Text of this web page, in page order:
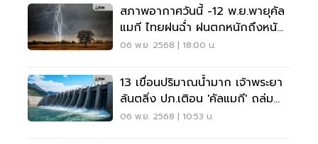
สภาพอากาศวันนี้ -12 พ.ย.พายุคัล
แมกี ไทยฝนฉ่ำ ฝนตกหนักถึงหนัก
มากบางแห่ง
06 พ.ย. 2568 | 18:00 น.
13 เขื่อนปริมาณน้ำมาก เจ้าพระยา
ล้นตลิ่ง ปภ.เติอน 'คัลแมกี' ถล่ม
66 จังหวัด
06 พ.ย. 2568 | 10:53 น.